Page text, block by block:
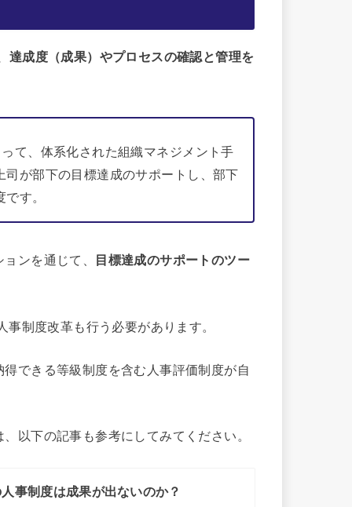
達成度（成果）やプロセスの確認と管理を
て、体系化された組織マネジメント手
が部下の目標達成のサポートし、部下
す。
ンを通じて、 目標達成のサポートのツー
制度改革も行う必要があります。
できる等級制度を含む人事評価制度が自
以下の記事も参考にしてみてください。
事制度は成果が出ないのか？